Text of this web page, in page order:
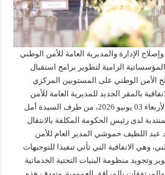
الإدارة والمديرية العامة للأمن الوطني
الرامية لتطوير برامج استقبال
الأمن الوطني على المستويين المركزي
بالمقر الجديد للمديرية العامة للأمن
الوطني بمدينة الرباط، يومه الأربعاء 03 يونيو 2026، من طرف السيدة أمل
لدى رئيس الحكومة المكلفة بالانتقال
عبد اللطيف حموشي المدير العام للأمن
وهي الاتفاقية التي تأتي تنفيذا للتوجيهات
وتجويد منظومة البنيات التحتية الخدماتية